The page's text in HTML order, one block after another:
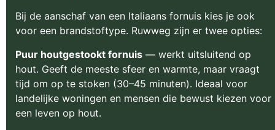
Bij de aanschaf van een Italiaans fornuis kies je ook
voor een brandstoftype. Ruwweg zijn er twee opties:
Puur houtgestookt fornuis — werkt uitsluitend op
hout. Geeft de meeste sfeer en warmte, maar vraagt
tijd om op te stoken (30–45 minuten). Ideaal voor
landelijke woningen en mensen die bewust kiezen voor
een leven op hout.